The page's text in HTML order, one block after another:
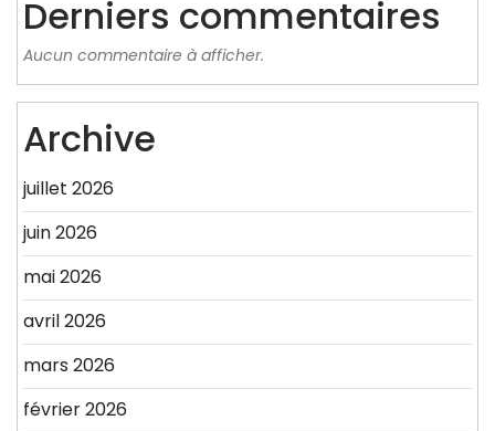
Derniers commentaires
Aucun commentaire à afficher.
Archive
juillet 2026
juin 2026
mai 2026
avril 2026
mars 2026
février 2026